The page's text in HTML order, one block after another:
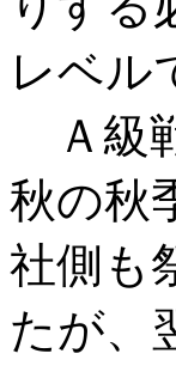
レベル
Ａ級
秋の秋
社側も
たが、